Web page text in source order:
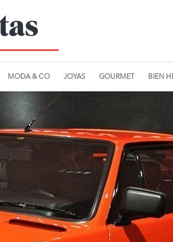
MODA & CO JOYAS GOURMET BIEN